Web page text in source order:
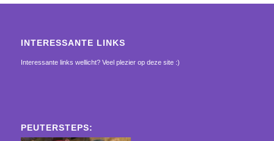
INTERESSANTE LINKS
Interessante links wellicht? Veel plezier op deze site :)
PEUTERSTEPS: